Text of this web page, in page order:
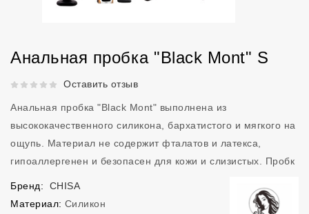
Анальная пробка "Black Mont" S
Рейтинг 5 из 5.Оставить отзыв
Анальная пробка "Black Mont" выполнена из
высококачественного силикона, бархатистого и мягкого на
ощупь. Материал не содержит фталатов и латекса,
гипоаллергенен и безопасен для кожи и слизистых. Пробк
Бренд:
CHISA
Материал: Силикон